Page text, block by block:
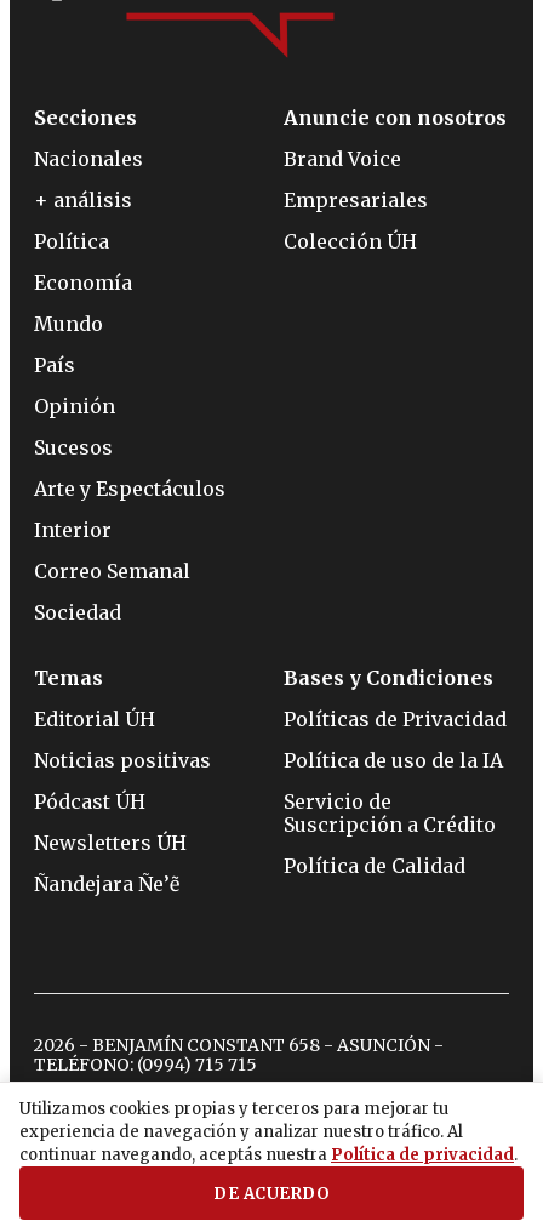
Utilizamos cookies propias y terceros para mejorar tu
experiencia de navegación y analizar nuestro tráfico. Al
continuar navegando, aceptás nuestra Política de privacidad.
DE ACUERDO
Secciones
Nacionales
+ análisis
Política
Economía
Mundo
País
Opinión
Sucesos
Arte y Espectáculos
Interior
Correo Semanal
Sociedad
Anuncie con nosotros
Brand Voice
Empresariales
Colección ÚH
Temas
Editorial ÚH
Noticias positivas
Pódcast ÚH
Newsletters ÚH
Ñandejara Ñe’ẽ
Bases y Condiciones
Políticas de Privacidad
Política de uso de la IA
Servicio de
Suscripción a Crédito
Política de Calidad
2026 - BENJAMÍN CONSTANT 658 - ASUNCIÓN -
TELÉFONO: (0994) 715 715
twitterinstagram
facebook
tiktokyoutubespotify